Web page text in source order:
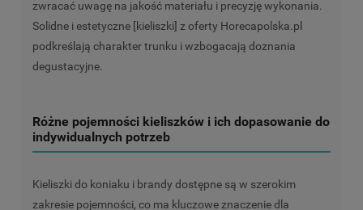
zwracać uwagę na jakość materiału i precyzję wykonania.
Solidne i estetyczne [kieliszki] z oferty Horecapolska.pl
podkreślają charakter trunku i wzbogacają doznania
degustacyjne.
Różne pojemności kieliszków i ich dopasowanie do
indywidualnych potrzeb
Kieliszki do koniaku i brandy dostępne są w szerokim
zakresie pojemności, co ma kluczowe znaczenie dla